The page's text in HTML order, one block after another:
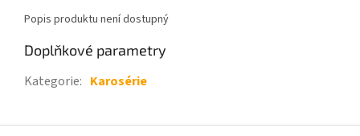
Popis produktu není dostupný
Doplňkové parametry
Kategorie: Karosérie